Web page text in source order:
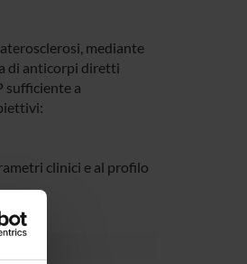
mediante
di anticorpi diretti
sufficiente a
clinici e al profilo